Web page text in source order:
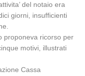
del notaio era
giorni, insufficienti
proponeva ricorso per
motivi, illustrati
Cassa